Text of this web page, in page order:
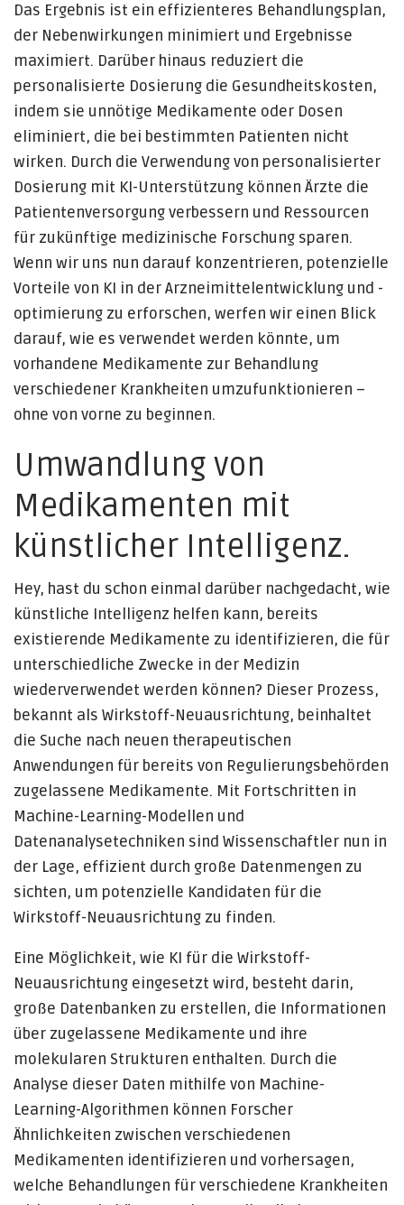
Das Ergebnis ist ein effizienteres Behandlungsplan,
der Nebenwirkungen minimiert und Ergebnisse
maximiert. Darüber hinaus reduziert die
personalisierte Dosierung die Gesundheitskosten,
indem sie unnötige Medikamente oder Dosen
eliminiert, die bei bestimmten Patienten nicht
wirken. Durch die Verwendung von personalisierter
Dosierung mit KI-Unterstützung können Ärzte die
Patientenversorgung verbessern und Ressourcen
für zukünftige medizinische Forschung sparen.
Wenn wir uns nun darauf konzentrieren, potenzielle
Vorteile von KI in der Arzneimittelentwicklung und -
optimierung zu erforschen, werfen wir einen Blick
darauf, wie es verwendet werden könnte, um
vorhandene Medikamente zur Behandlung
verschiedener Krankheiten umzufunktionieren –
ohne von vorne zu beginnen.
Umwandlung von
Medikamenten mit
künstlicher Intelligenz.
Hey, hast du schon einmal darüber nachgedacht, wie
künstliche Intelligenz helfen kann, bereits
existierende Medikamente zu identifizieren, die für
unterschiedliche Zwecke in der Medizin
wiederverwendet werden können? Dieser Prozess,
bekannt als Wirkstoff-Neuausrichtung, beinhaltet
die Suche nach neuen therapeutischen
Anwendungen für bereits von Regulierungsbehörden
zugelassene Medikamente. Mit Fortschritten in
Machine-Learning-Modellen und
Datenanalysetechniken sind Wissenschaftler nun in
der Lage, effizient durch große Datenmengen zu
sichten, um potenzielle Kandidaten für die
Wirkstoff-Neuausrichtung zu finden.
Eine Möglichkeit, wie KI für die Wirkstoff-
Neuausrichtung eingesetzt wird, besteht darin,
große Datenbanken zu erstellen, die Informationen
über zugelassene Medikamente und ihre
molekularen Strukturen enthalten. Durch die
Analyse dieser Daten mithilfe von Machine-
Learning-Algorithmen können Forscher
Ähnlichkeiten zwischen verschiedenen
Medikamenten identifizieren und vorhersagen,
welche Behandlungen für verschiedene Krankheiten